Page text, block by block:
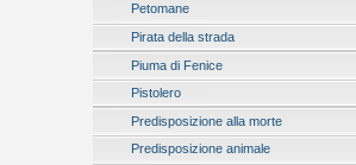
Petomane
Pirata della strada
Piuma di Fenice
Pistolero
Predisposizione alla morte
Predisposizione animale